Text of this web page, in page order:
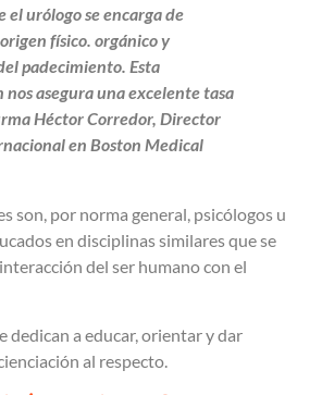
el urólogo se encarga de
físico. orgánico y
padecimiento. Esta
nos asegura una excelente tasa
Héctor Corredor, Director
en Boston Medical
son, por norma general, psicólogos u
en disciplinas similares que se
del ser humano con el
dedican a educar, orientar y dar
al respecto.